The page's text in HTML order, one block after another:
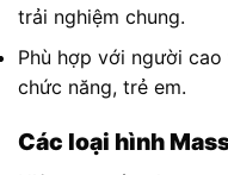
trải nghiệm chung.
Phù hợp với người
chức năng, trẻ em.
Các loại hình